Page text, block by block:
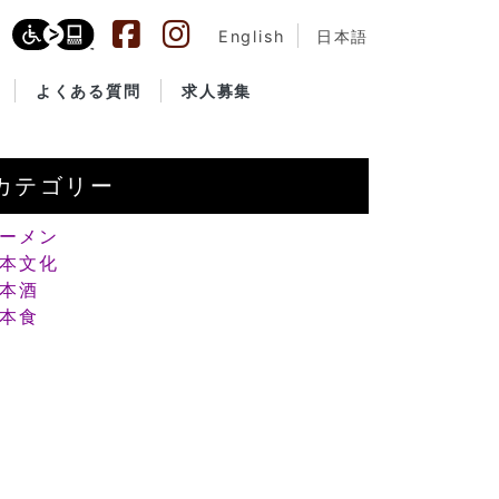
English 日本語
よくある質問 求人募集
テゴリー
メン
文化
酒
食